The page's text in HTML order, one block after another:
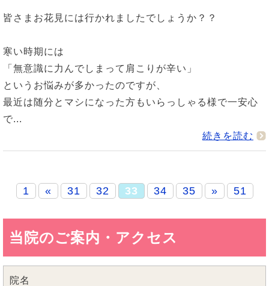
皆さまお花見には行かれましたでしょうか？？
寒い時期には
「無意識に力んでしまって肩こりが辛い」
というお悩みが多かったのですが、
最近は随分とマシになった方もいらっしゃる様で一安心
で...
続きを読む
1 « 31 32 33 34 35 » 51
当院のご案内・アクセス
院名